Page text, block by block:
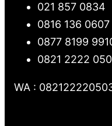
021 857 0834
0816 136 0607
0877 8199
0821 2222
WA :